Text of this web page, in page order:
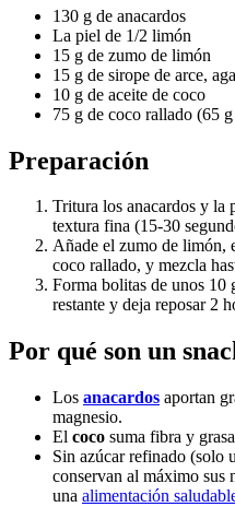
130 g de anacardos
La piel de 1/2 limón
15 g de zumo de limón
15 g de sirope de arce,
10 g de aceite de coco
75 g de coco rallado (65
Preparación
Tritura los anacardos y la
textura fina (15-30
Añade el zumo de limón,
coco rallado, y mezcla
Forma bolitas de unos 10
restante y deja reposar 2
Por qué son un
Los anacardos aportan
magnesio.
El coco suma fibra y
Sin azúcar refinado (solo
conservan al máximo sus
una alimentación